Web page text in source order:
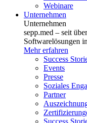
Webinare
Unternehmen
Unternehmen
sepp.med – seit
Softwarelösungen
Mehr erfahren
Success
Events
Presse
Soziales
Partner
Success